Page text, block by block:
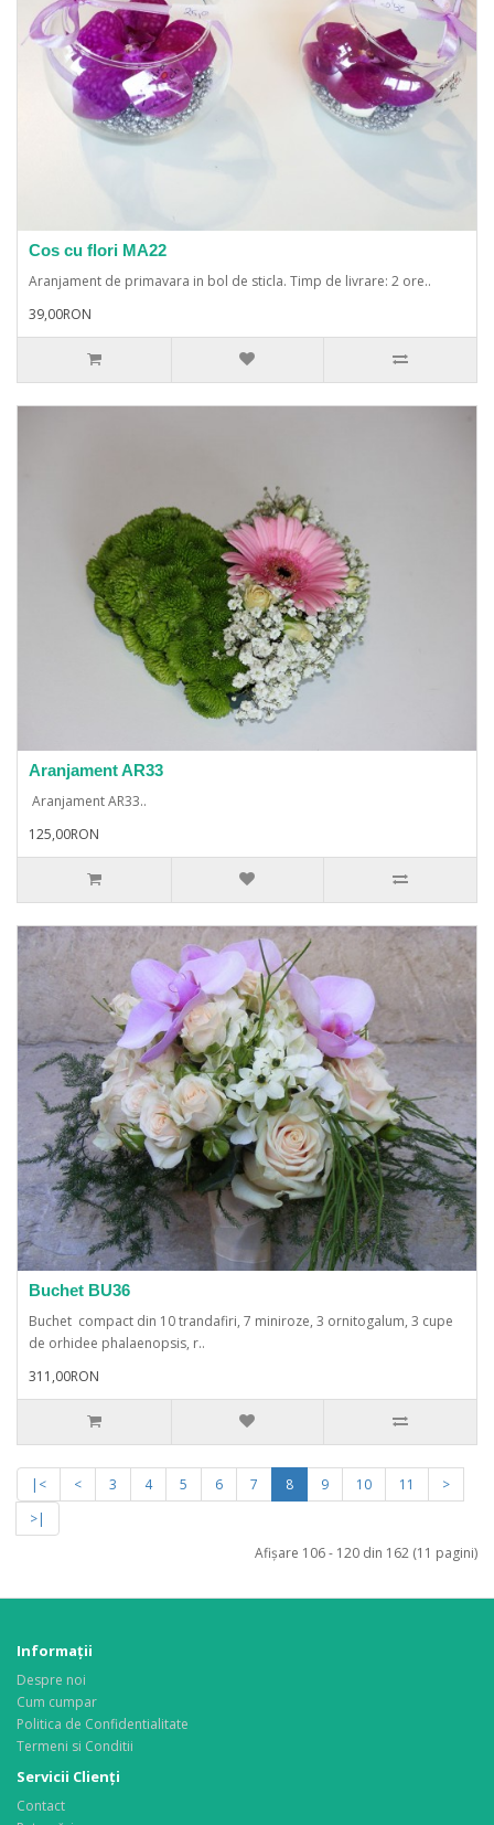
Cos cu flori MA22
Aranjament de primavara in bol de sticla. Timp de livrare: 2 ore..
39,00RON
Aranjament AR33
Aranjament AR33..
125,00RON
Buchet BU36
Buchet compact din 10 trandafiri, 7 miniroze, 3 ornitogalum, 3 cupe
de orhidee phalaenopsis, r..
311,00RON
|< < 3 4 5 6 7 8 9 10 11
>
>|
Afişare 106 - 120 din 162 (11 pagini)
Informaţii
Despre noi
Cum cumpar
Politica de Confidentialitate
Termeni si Conditii
Servicii Clienţi
Contact